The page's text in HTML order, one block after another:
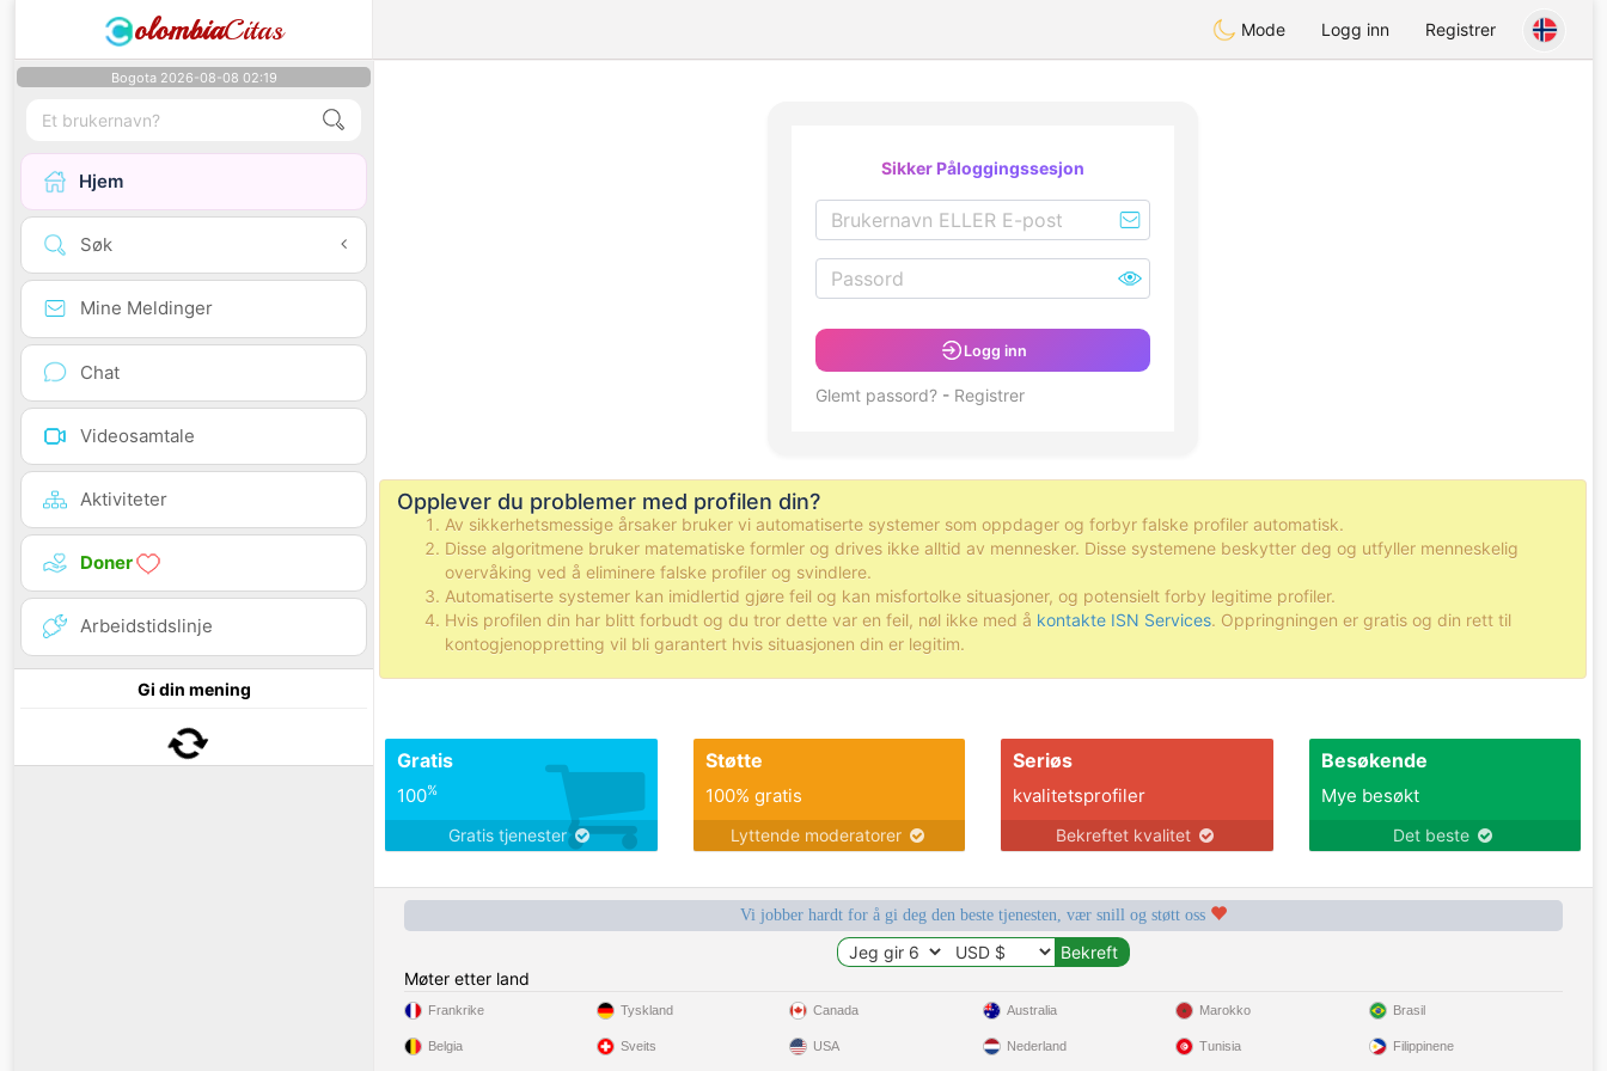
olombiaCitas Mode Logg inn Registrer
Bogota 2026-08-08 02:19
Hjem
Søk
Mine Meldinger
Chat
Videosamtale
Aktiviteter
Doner
Arbeidstidslinje
Gi din mening
Sikker Påloggingssesjon
Logg inn
Glemt passord? - Registrer
Opplever du problemer med profilen din?
Av sikkerhetsmessige årsaker bruker vi automatiserte systemer som oppdager og forbyr falske profiler automatisk.
Disse algoritmene bruker matematiske formler og drives ikke alltid av mennesker. Disse systemene beskytter deg og utfyller menneskelig
overvåking ved å eliminere falske profiler og svindlere.
Automatiserte systemer kan imidlertid gjøre feil og kan misfortolke situasjoner, og potensielt forby legitime profiler.
Hvis profilen din har blitt forbudt og du tror dette var en feil, nøl ikke med å kontakte ISN Services. Oppringningen er gratis og din rett til
kontogjenoppretting vil bli garantert hvis situasjonen din er legitim.
Gratis
100%
Gratis tjenester
Støtte
100% gratis
Lyttende moderatorer
Seriøs
kvalitetsprofiler
Bekreftet kvalitet
Besøkende
Mye besøkt
Det beste
Vi jobber hardt for å gi deg den beste tjenesten, vær snill og støtt oss
Møter etter land
Frankrike
Belgia
Tyskland
Sveits
Canada
USA
Australia
Nederland
Marokko
Tunisia
Brasil
Filippinene